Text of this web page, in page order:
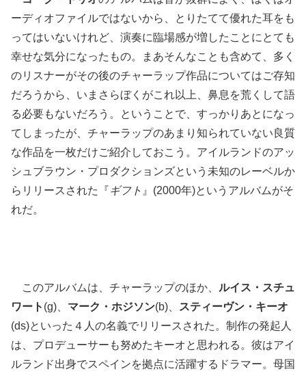
ーディオファイルではないから、とりたてて優れた耳をも
ってはいないけれど、演奏に臨場感が増したことにとても
幸せな気分になったもの。まあそんなことも含めて、多く
のリスナーがその後のチャーラップ作品についてはご存知
だろうから、いまさらぼくがこれ以上、鼻息を荒くして語
る必要もないだろう。ということで、すっかりあとになっ
てしまったが、チャーラップのあまり知られていない良質
な作品を一枚だけご紹介しておこう。アイルランドのアッ
シュブラウン・プロダクションズという未知のレーベルか
らリリースされた『ギフト 』(2000年)というアルバムがそ
れだ。
このアルバムは、チャーラップのほか、 ルイス・スチュ
ワート (g)、 マーク・ホジソン(b)、
スティーヴン・キーオ
(ds)といった４人の名義でリリースされた。制作の発起人
は、プロデューサーも努めたキーオと思われる。彼はアイ
ルランド出身でスペインを拠点に活躍するドラマー。母国